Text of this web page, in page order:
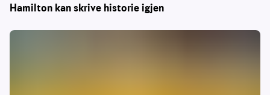
Hamilton kan skrive historie igjen